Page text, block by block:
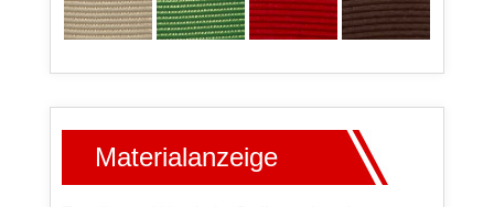
Materialanzeige